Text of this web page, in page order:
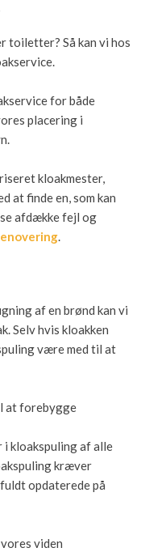
toiletter? Så kan vi hos
for både
placering i
kloakmester,
at finde en, som kan
afdække fejl og
.
af en brønd kan vi
Selv hvis kloakken
være med til at
at forebygge
i kloakspuling af alle
kræver
opdaterede på
viden